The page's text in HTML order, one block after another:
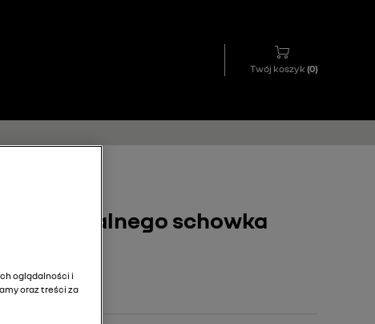
Twój koszyk (0)
centralnego schowka
oglądalności i
oraz treści za